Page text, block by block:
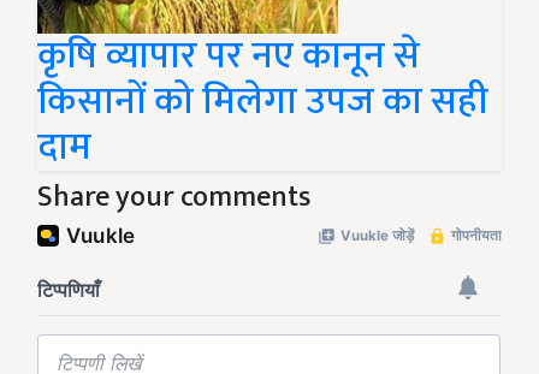
कृषि व्यापार पर नए कानून से
किसानों को मिलेगा उपज का सही
दाम
Share your comments